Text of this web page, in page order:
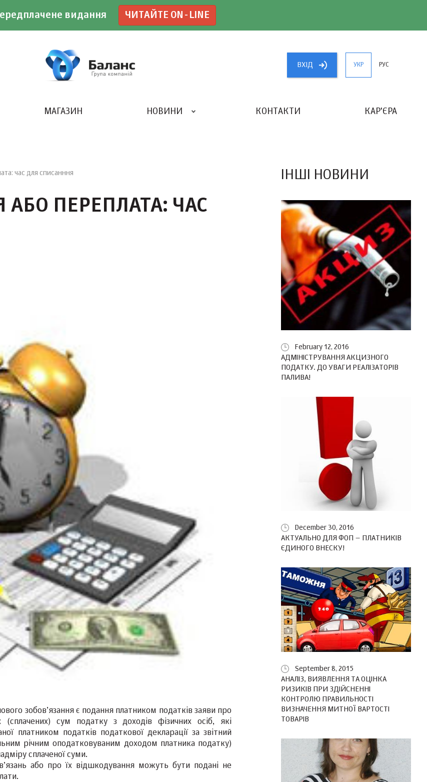
видання ЧИТАЙТЕ ON-LINE
ВХIД УКР РУС
МАГАЗИН НОВИНИ КОНТАКТИ КАР'ЄРА
час для списанння
АБО ПЕРЕПЛАТА: ЧАС
зобов’язання є подання платником податків заяви про
сум податку з доходів фізичних осіб, які
платником податків податкової декларації за звітний
річним оподатковуваним доходом платника податку)
сплаченої суми.
або про їх відшкодування можуть бути подані не
ІНШІ НОВИНИ
February 12, 2016
АДМІНІСТРУВАННЯ АКЦИЗНОГО
ПОДАТКУ. ДО УВАГИ РЕАЛІЗАТОРІВ
ПАЛИВА!
December 30, 2016
АКТУАЛЬНО ДЛЯ ФОП – ПЛАТНИКІВ
ЄДИНОГО ВНЕСКУ!
September 8, 2015
АНАЛІЗ, ВИЯВЛЕННЯ ТА ОЦІНКА
РИЗИКІВ ПРИ ЗДІЙСНЕННІ
КОНТРОЛЮ ПРАВИЛЬНОСТІ
ВИЗНАЧЕННЯ МИТНОЇ ВАРТОСТІ
ТОВАРІВ